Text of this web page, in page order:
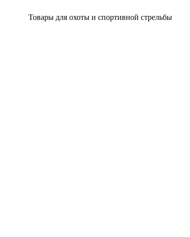
Товары для охоты и спортивной стрельбы